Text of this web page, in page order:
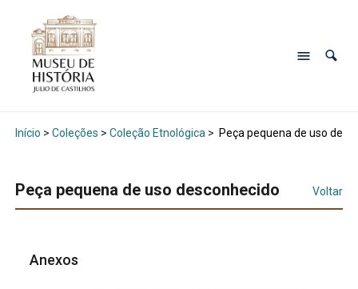
Início > Coleções > Coleção Etnológica > Peça pequena de uso
Peça pequena de uso desconhecido Voltar
Anexos